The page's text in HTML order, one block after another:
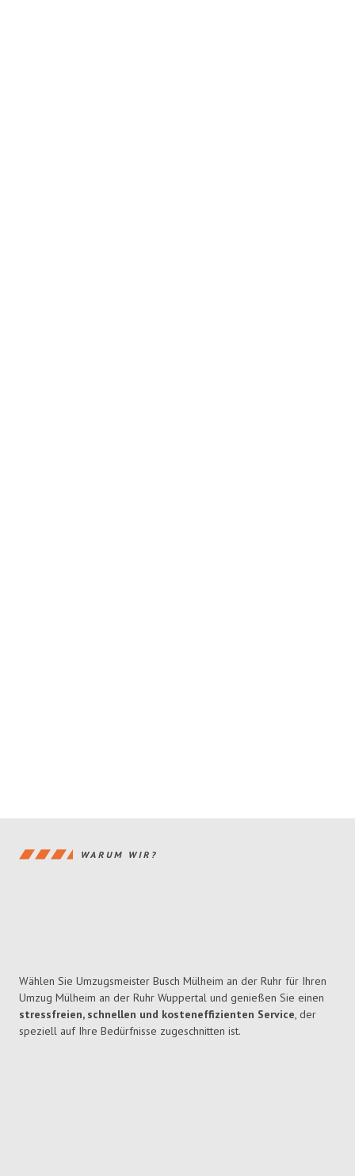
WARUM WIR?
Wählen Sie Umzugsmeister Busch Mülheim an der Ruhr für Ihren
Umzug Mülheim an der Ruhr Wuppertal und genießen Sie einen
stressfreien, schnellen und kosteneffizienten Service, der
speziell auf Ihre Bedürfnisse zugeschnitten ist.